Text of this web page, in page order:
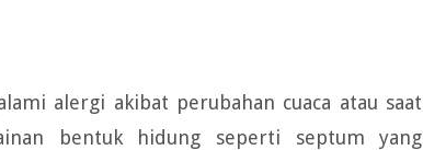
alergi akibat perubahan cuaca atau saat
bentuk hidung seperti septum yang